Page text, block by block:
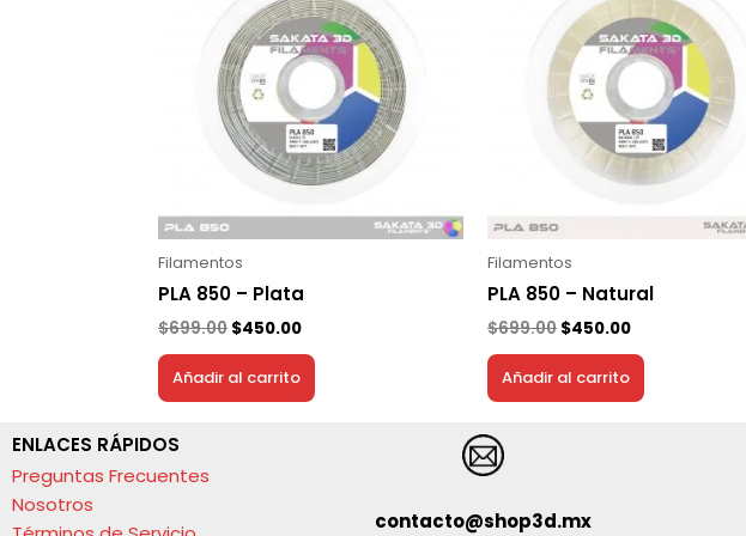
Filamentos
PLA 850 – Plata
$699.00
$699.00.
$450.00
$450.00.
Añadir al carrito
Filamentos
PLA 850 – Natural
$699.00
$699.00.
$450.00
$450.00.
Añadir al carrito
ENLACES RÁPIDOS
Preguntas Frecuentes
Nosotros
contacto@shop3d.mx